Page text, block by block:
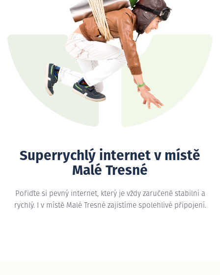
Superrychlý internet v místě
Malé Tresné
Pořiďte si pevný internet, který je vždy zaručeně stabilní a
rychlý. I v místě Malé Tresné zajistíme spolehlivé připojení.